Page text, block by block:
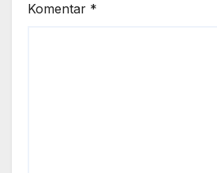
Komentar *